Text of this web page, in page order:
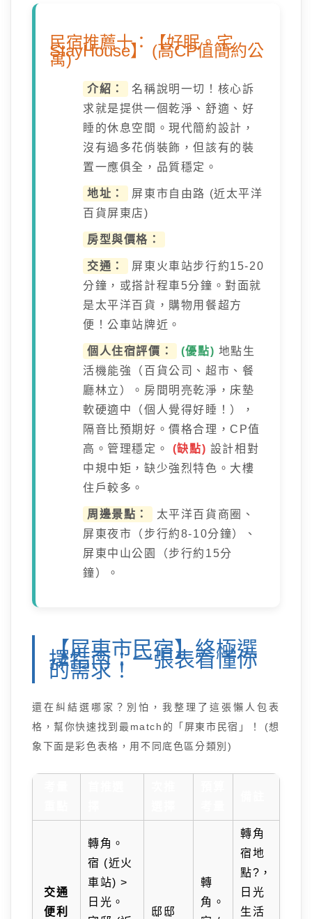
民宿推薦十：【好眠。宅
StayHouse】 (高CP值簡約公
寓)
介紹：
名稱說明一切！核心訴
求就是提供一個乾淨、舒適、好
睡的休息空間。現代簡約設計，
沒有過多花俏裝飾，但該有的裝
置一應俱全，品質穩定。
地址：
屏東市自由路 (近太平洋
百貨屏東店)
房型與價格：
交通：
屏東火車站步行約15-20
分鐘，或搭計程車5分鐘。對面就
是太平洋百貨，購物用餐超方
便！公車站牌近。
個人住宿評價： (優點) 地點生
活機能強（百貨公司、超市、餐
廳林立）。房間明亮乾淨，床墊
軟硬適中（個人覺得好睡！），
隔音比預期好。價格合理，CP值
高。管理穩定。 (缺點) 設計相對
中規中矩，缺少強烈特色。大樓
住戶較多。
周邊景點：
太平洋百貨商圈、
屏東夜市（步行約8-10分鐘）、
屏東中山公園（步行約15分
鐘）。
【屏東市民宿】終極選
擇指南：一張表看懂你
的需求！
還在糾結選哪家？別怕，我整理了這張懶人包表
格，幫你快速找到最match的「屏東市民宿」！ (想
象下面是彩色表格，用不同底色區分類別)
交通
便利
轉角。
宿 (近火
車站) >
日光。
邸邸
轉
角。
轉角
宿地
點?，
日光
生活